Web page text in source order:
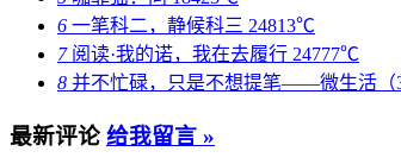
6 一笔科二，静候科三 24813℃
7阅读·我的诺，我在去履行 24777℃
8 并不忙碌，只是不想提笔——微生活（
最新评论 给我留言 »